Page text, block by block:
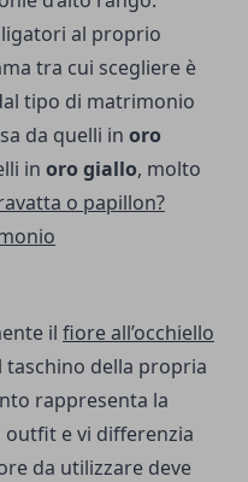
al proprio
tra cui scegliere è
tipo di matrimonio
da quelli in oro
in oro giallo, molto
o papillon?
il fiore all’occhiello
taschino della propria
rappresenta la
e vi differenzia
da utilizzare deve